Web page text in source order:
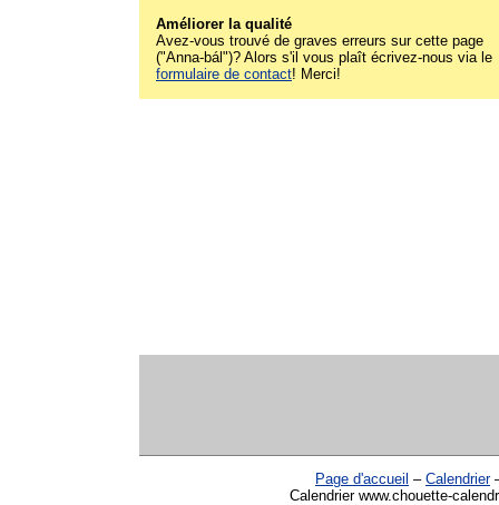
Améliorer la qualité
Avez-vous trouvé de graves erreurs sur cette page
("Anna-bál")? Alors s'il vous plaît écrivez-nous via le
formulaire de contact! Merci!
Page d'accueil – Calendrier
Calendrier www.chouette-